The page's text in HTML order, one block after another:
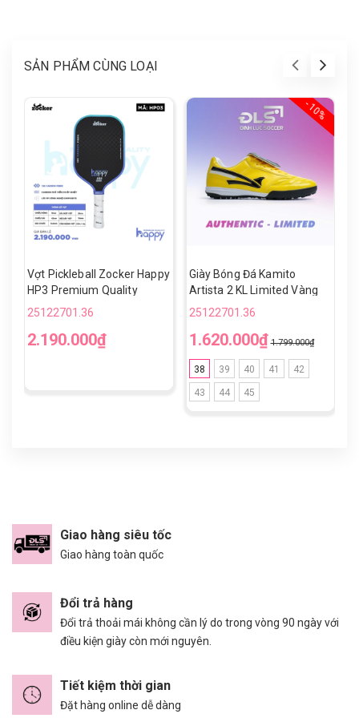
SẢN PHẨM CÙNG LOẠI
Vợt Pickleball Zocker Happy
HP3 Premium Quality
25122701.36
2.190.000₫
- 10%
Giày Bóng Đá Kamito
Artista 2 KL Limited Vàng
Đen TF
25122701.36
1.620.000₫ 1.799.000₫
38 39 40 41 42
43 44 45
Giao hàng siêu tốc
Giao hàng toàn quốc
Đổi trả hàng
Đổi trả thoải mái không cần lý do trong vòng 90 ngày với
điều kiện giày còn mới nguyên.
Tiết kiệm thời gian
Đặt hàng online dễ dàng